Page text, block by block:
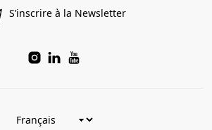
S’inscrire à la Newsletter